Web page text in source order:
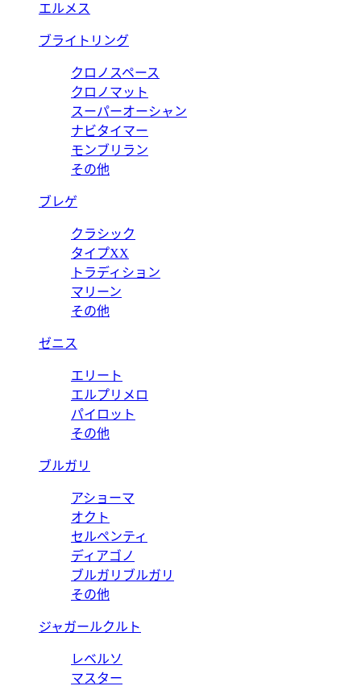
エルメス
ブライトリング
クロノスペース
クロノマット
スーパーオーシャン
ナビタイマー
モンブリラン
その他
ブレゲ
クラシック
タイプXX
トラディション
マリーン
その他
ゼニス
エリート
エルプリメロ
パイロット
その他
ブルガリ
アショーマ
オクト
セルペンティ
ディアゴノ
ブルガリブルガリ
その他
ジャガールクルト
レベルソ
マスター